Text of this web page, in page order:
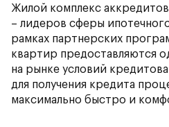
Жилой комплекс
– лидеров сферы
рамках партнерских
квартир предоставляются
на рынке условий
для получения кредита
максимально быстро и